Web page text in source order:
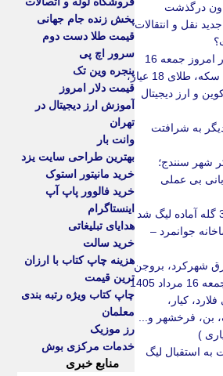
درگذشت
نقل و انتقالات
قیمت طلا و دلار امروز جمعه 16
مرداد 1405؛ نرخ سکه، طلای 18 عیار،
و ارز دیجیتال
به شرافتت
شهر سنندج؛
بی عملی
جوانمرد –
شهرکرد، بروجن
و لردگان امروز جمعه 16 مرداد 1405
کیار،
بن، فرخشهر و...
)
به استقبال لیگ
پخش زنده جام جهانی
قیمت طلا دست دوم
سرور اچ پی
پنجره وین تک
قیمت دلار امروز
آموزش ارز دیجیتال در
تهران
وانت بار
بهترین طراحی سایت یزد
خرید مانیتور استوک
خرید فالوور پاپ آپ
اینستاگرام
هدایای تبلیغاتی
خرید سالت
هزینه چاپ کتاب با ارزان
ترین قیمت
چاپ کتاب ویژه رتبه بندی
معلمان
رز موزیک
خدمات مرکزی بوش
منابع خبری